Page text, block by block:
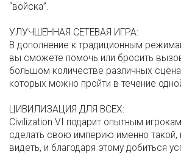
“войска”.
УЛУЧШЕННАЯ СЕТЕВАЯ ИГРА:
В дополнение к традиционным
вы сможете помочь или бросить
большом количестве различных
которых можно пройти в течение
ЦИВИЛИЗАЦИЯ ДЛЯ ВСЕХ:
Civilization VI подарит опытным
сделать свою империю именно такой,
видеть, и благодаря этому добиться